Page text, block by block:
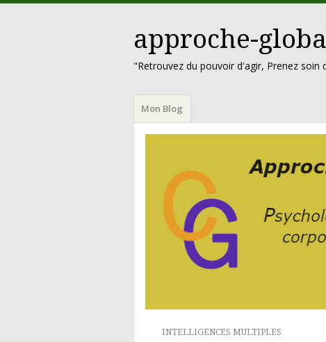
approche-
"Retrouvez du pouvoir d'agir, Prenez soin
Menu
Aller
au
contenu
Mon Blog
INTELLIGENCES MULTIPLES